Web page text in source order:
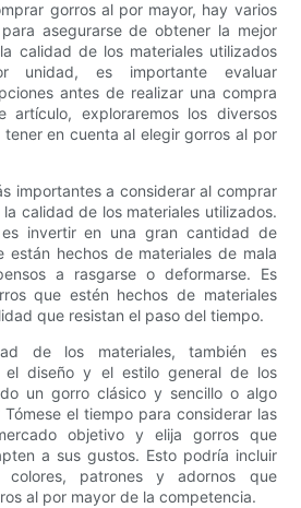
gorros al por mayor, hay varios
asegurarse de obtener la mejor
calidad de los materiales utilizados
unidad, es importante evaluar
antes de realizar una compra
artículo, exploraremos los diversos
en cuenta al elegir gorros al por
importantes a considerar al comprar
calidad de los materiales utilizados.
invertir en una gran cantidad de
están hechos de materiales de mala
a rasgarse o deformarse. Es
que estén hechos de materiales
que resistan el paso del tiempo.
de los materiales, también es
el diseño y el estilo general de los
un gorro clásico y sencillo o algo
el tiempo para considerar las
objetivo y elija gorros que
a sus gustos. Esto podría incluir
colores, patrones y adornos que
al por mayor de la competencia.